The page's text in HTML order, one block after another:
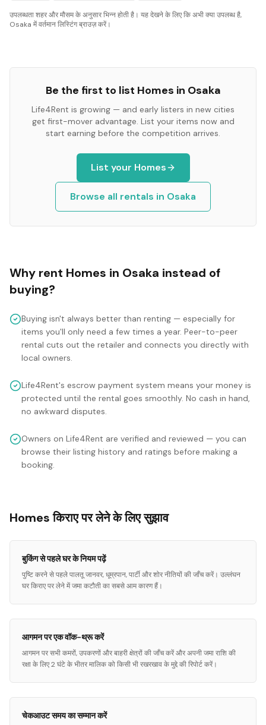
उपलब्धता शहर और मौसम के अनुसार भिन्न होती है। यह देखने के लिए कि अभी क्या उपलब्ध है,
Osaka में वर्तमान लिस्टिंग ब्राउज़ करें।
Be the first to list Homes in Osaka
Life4Rent is growing — and early listers in new cities
get first-mover advantage. List your items now and
start earning before the competition arrives.
List your Homes
Browse all rentals in Osaka
Why rent Homes in Osaka instead of
buying?
Buying isn't always better than renting — especially for
items you'll only need a few times a year. Peer-to-peer
rental cuts out the retailer and connects you directly with
local owners.
Life4Rent's escrow payment system means your money is
protected until the rental goes smoothly. No cash in hand,
no awkward disputes.
Owners on Life4Rent are verified and reviewed — you can
browse their listing history and ratings before making a
booking.
Homes किराए पर लेने के लिए सुझाव
बुकिंग से पहले घर के नियम पढ़ें
पुष्टि करने से पहले पालतू जानवर, धूम्रपान, पार्टी और शोर नीतियों की जाँच करें। उल्लंघन
घर किराए पर लेने में जमा कटौती का सबसे आम कारण हैं।
आगमन पर एक वॉक-थ्रू करें
आगमन पर सभी कमरों, उपकरणों और बाहरी क्षेत्रों की जाँच करें और अपनी जमा राशि की
रक्षा के लिए 2 घंटे के भीतर मालिक को किसी भी रखरखाव के मुद्दे की रिपोर्ट करें।
चेकआउट समय का सम्मान करें